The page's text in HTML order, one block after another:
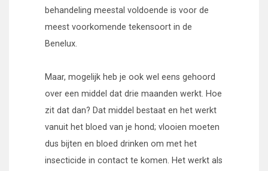
behandeling meestal voldoende is voor de
meest voorkomende tekensoort in de
Benelux.
Maar, mogelijk heb je ook wel eens gehoord
over een middel dat drie maanden werkt. Hoe
zit dat dan? Dat middel bestaat en het werkt
vanuit het bloed van je hond; vlooien moeten
dus bijten en bloed drinken om met het
insecticide in contact te komen. Het werkt als